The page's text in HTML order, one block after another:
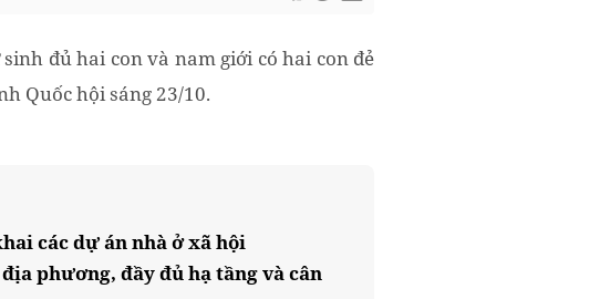
đủ hai con và nam giới có hai con đẻ
Quốc hội sáng 23/10.
các dự án nhà ở xã hội
phương, đầy đủ hạ tầng và cân